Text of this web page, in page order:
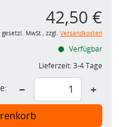
42,50 €
MwSt., zzgl. Versandkosten
Verfügbar
Lieferzeit:3-4 Tage
− +